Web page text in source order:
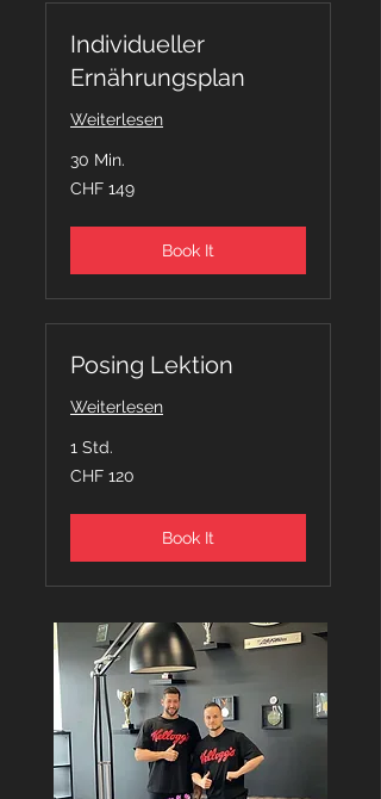
Individueller
Ernährungsplan
Weiterlesen
30 Min.
149
Schweizer
CHF 149
Book It
Posing Lektion
Weiterlesen
1 Std.
120
Schweizer
CHF 120
Book It